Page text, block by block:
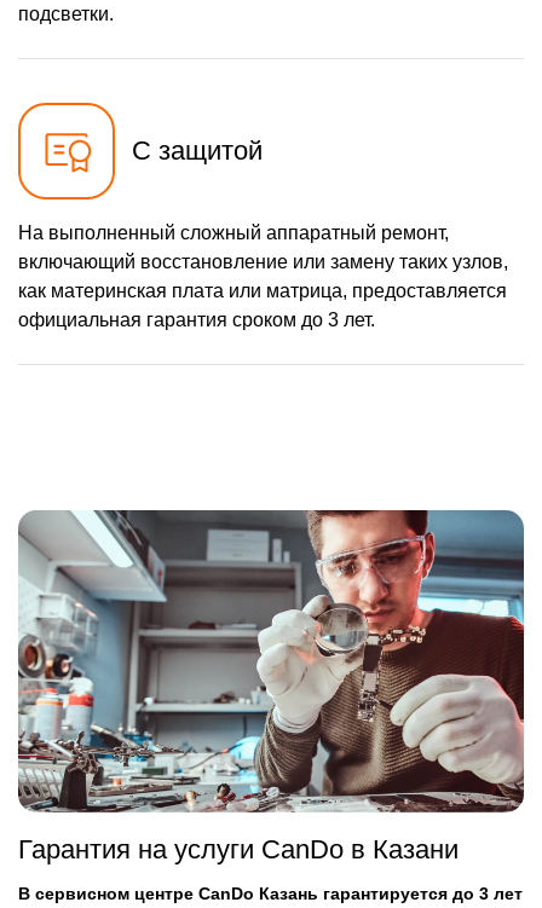
подсветки.
С защитой
На выполненный сложный аппаратный ремонт,
включающий восстановление или замену таких узлов,
как материнская плата или матрица, предоставляется
официальная гарантия сроком до 3 лет.
Гарантия на услуги CanDo в Казани
В сервисном центре CanDo Казань гарантируется до 3 лет